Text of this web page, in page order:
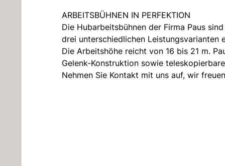
ARBEITSBÜHNEN IN PERFEKTION
Die Hubarbeitsbühnen der Firma Paus
drei unterschiedlichen Leistungsvarianten
Die Arbeitshöhe reicht von 16 bis 21 m.
Gelenk-Konstruktion sowie
Nehmen Sie Kontakt mit uns auf, wir